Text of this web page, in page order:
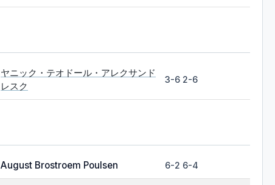
ヤニック・テオドール・アレクサンド
レスク
3-6 2-6
August Brostroem Poulsen 6-2 6-4